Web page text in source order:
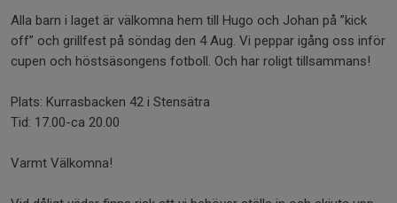
Alla barn i laget är välkomna hem till Hugo och Johan på ”kick
off” och grillfest på söndag den 4 Aug. Vi peppar igång oss inför
cupen och höstsäsongens fotboll. Och har roligt tillsammans!
Plats: Kurrasbacken 42 i Stensätra
Tid: 17.00-ca 20.00
Varmt Välkomna!